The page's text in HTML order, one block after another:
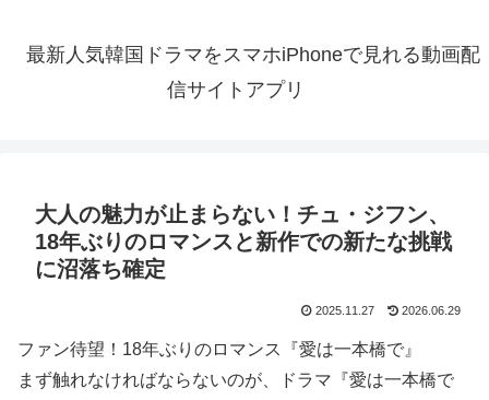
最新人気韓国ドラマをスマホiPhoneで見れる動画配
信サイトアプリ
大人の魅力が止まらない！チュ・ジフン、
18年ぶりのロマンスと新作での新たな挑戦
に沼落ち確定
2025.11.27 2026.06.29
ファン待望！18年ぶりのロマンス『愛は一本橋で』
まず触れなければならないのが、ドラマ『愛は一本橋で